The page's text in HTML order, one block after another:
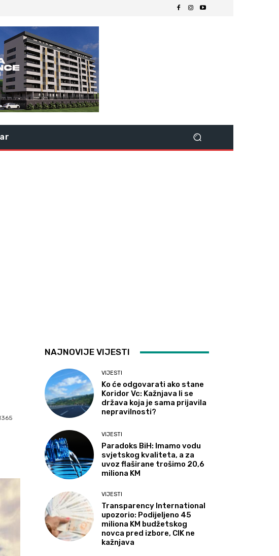
NAJNOVIJE VIJESTI
VIJESTI
Ko će odgovarati ako stane
Koridor Vc: Kažnjava li se
država koja je sama prijavila
nepravilnosti?
VIJESTI
Paradoks BiH: Imamo vodu
svjetskog kvaliteta, a za
uvoz flaširane trošimo 20,6
miliona KM
VIJESTI
Transparency International
upozorio: Podijeljeno 45
miliona KM budžetskog
novca pred izbore, CIK ne
kažnjava